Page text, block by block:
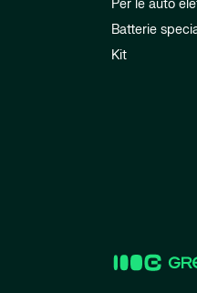
Per le auto
Batterie
Kit